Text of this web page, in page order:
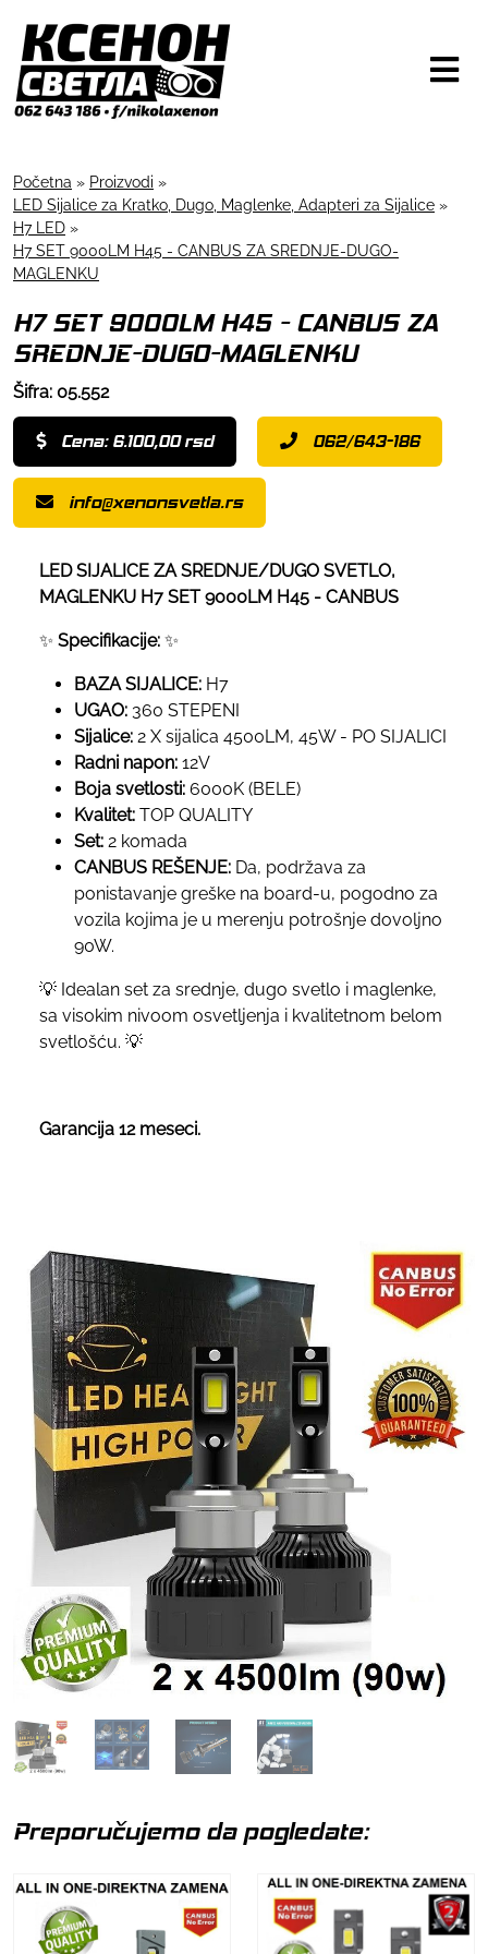
Početna » Proizvodi »
LED Sijalice za Kratko, Dugo, Maglenke, Adapteri za Sijalice »
H7 LED »
H7 SET 9000LM H45 - CANBUS ZA SREDNJE-DUGO-
MAGLENKU
H7 SET 9000LM H45 - CANBUS ZA
SREDNJE-DUGO-MAGLENKU
Šifra: 05.552
Cena: 6.100,00 rsd 062/643-186
info@xenonsvetla.rs
LED SIJALICE ZA SREDNJE/DUGO SVETLO,
MAGLENKU H7 SET 9000LM H45 - CANBUS
✨ Specifikacije: ✨
BAZA SIJALICE: H7
UGAO: 360 STEPENI
Sijalice: 2 X sijalica 4500LM, 45W - PO SIJALICI
Radni napon: 12V
Boja svetlosti: 6000K (BELE)
Kvalitet: TOP QUALITY
Set: 2 komada
CANBUS REŠENJE: Da, podržava za
ponistavanje greške na board-u, pogodno za
vozila kojima je u merenju potrošnje dovoljno
90W.
💡 Idealan set za srednje, dugo svetlo i maglenke,
sa visokim nivoom osvetljenja i kvalitetnom belom
svetlošću. 💡
Garancija 12 meseci.
Preporučujemo da pogledate: